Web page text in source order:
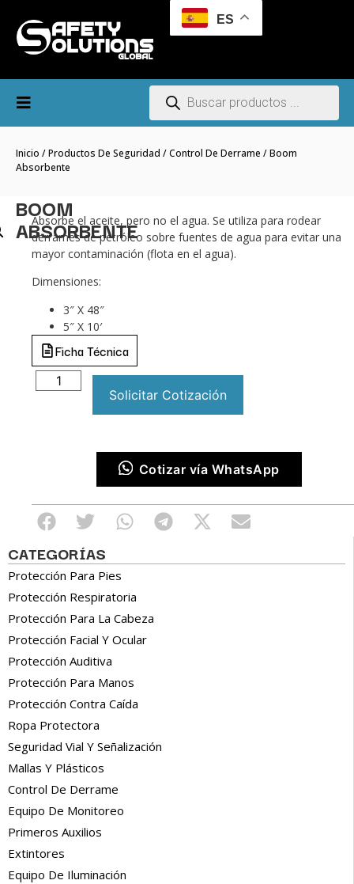
ES
Inicio /Productos De Seguridad /Control De Derrame / Boom
Absorbente
CATEGORÍAS
Protección Para Pies
Protección Respiratoria
Protección Para La Cabeza
Protección Facial Y Ocular
Protección Auditiva
Protección Para Manos
Protección Contra Caída
Ropa Protectora
Seguridad Vial Y Señalización
Mallas Y Plásticos
Control De Derrame
Equipo De Monitoreo
Primeros Auxilios
Extintores
Equipo De Iluminación
BOOM
ABSORBENTE
Absorbe el aceite, pero no el agua. Se utiliza para rodear
derrames de petróleo sobre fuentes de agua para evitar una
mayor contaminación (flota en el agua).
Dimensiones:
3″ X 48″
5″ X 10′
Ficha Técnica
Solicitar Cotización
Cotizar vía WhatsApp